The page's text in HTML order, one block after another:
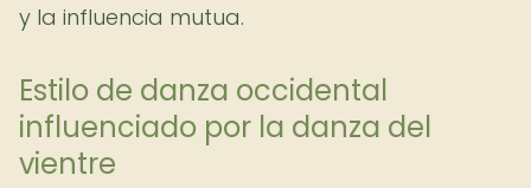
y la influencia mutua.
Estilo de danza occidental
influenciado por la danza del
vientre